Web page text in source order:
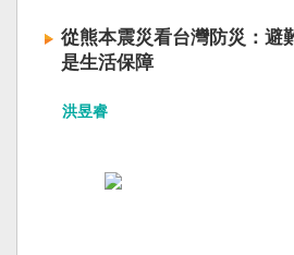
從熊本震災看台灣防災：避
是生活保障
洪昱睿